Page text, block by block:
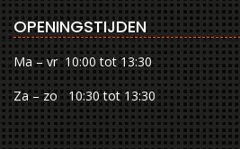
OPENINGSTIJDEN
Ma – vr 10:00 tot 13:30
Za – zo 10:30 tot 13:30